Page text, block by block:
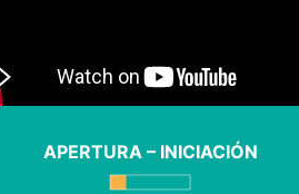
APERTURA – INICIACIÓN